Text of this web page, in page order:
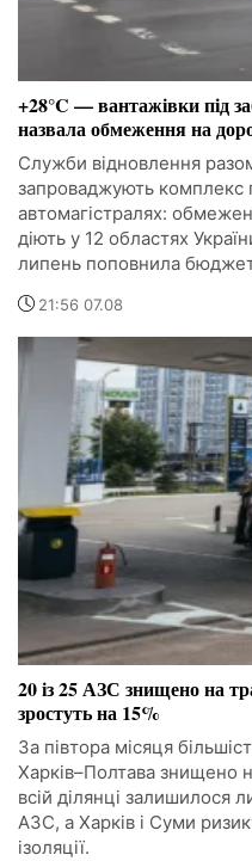
+28°C — вантажівки під
назвала обмеження на
Служби відновлення
запроваджують комплекс
автомагістралях:
діють у 12 областях
липень поповнила
21:56 07.08
20 із 25 АЗС знищено на
зростуть на 15%
За півтора місяця
Харків–Полтава знищено
всій ділянці
АЗС, а Харків і Суми
ізоляції.